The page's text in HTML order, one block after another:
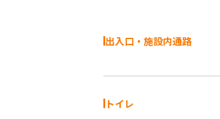
出入口・施設内通路
トイレ